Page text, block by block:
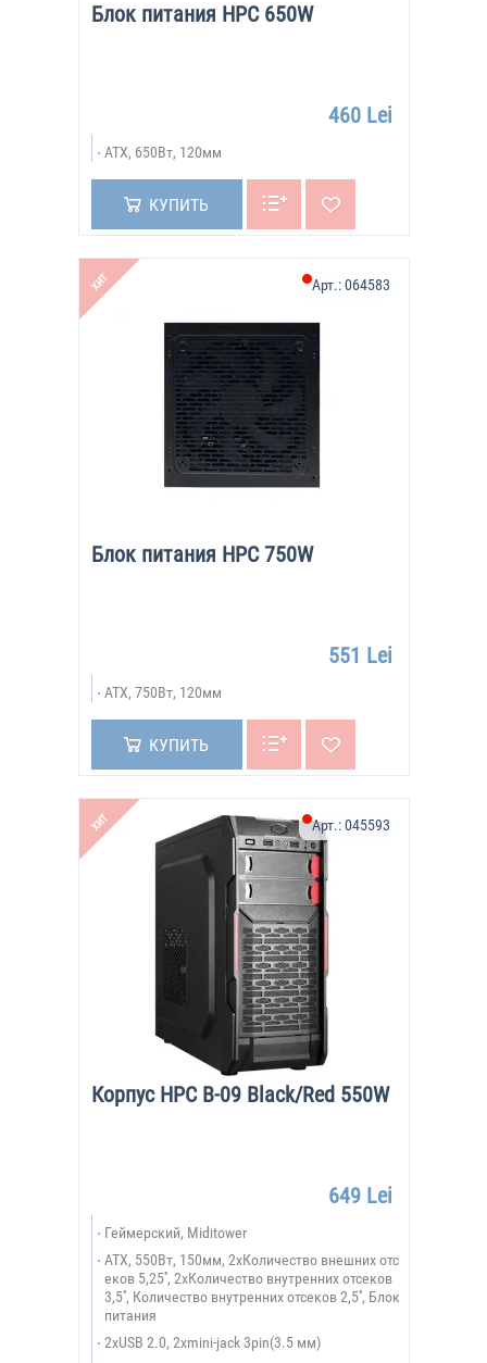
Блок питания HPC 650W
460 Lei
ATX, 650Вт, 120мм
КУПИТЬ
ХИТ
Блок питания HPC 750W
Арт.:064583
551 Lei
ATX, 750Вт, 120мм
КУПИТЬ
ХИТ
Корпус HPC B-09 Black/Red 550W
Арт.:045593
649 Lei
Геймерский, Miditower
ATX, 550Вт, 150мм, 2xКоличество внешних отс
еков 5,25'', 2xКоличество внутренних отсеков
3,5'', Количество внутренних отсеков 2,5'', Блок
питания
2xUSB 2.0, 2xmini-jack 3pin(3.5 мм)